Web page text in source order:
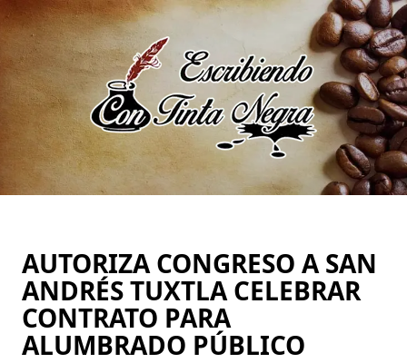
Saltar
al
contenido
AUTORIZA CONGRESO A SAN
ANDRÉS TUXTLA CELEBRAR
CONTRATO PARA
ALUMBRADO PÚBLICO